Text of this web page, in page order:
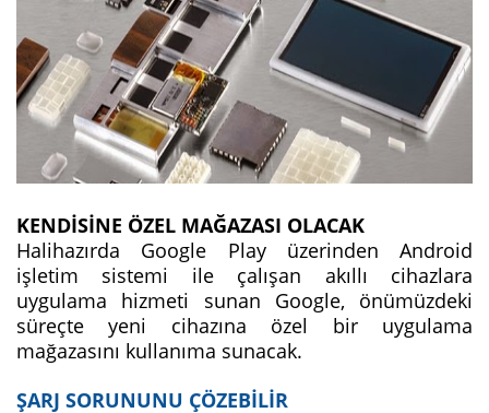
KENDİSİNE ÖZEL MAĞAZASI OLACAK
Halihazırda Google Play üzerinden Android
işletim sistemi ile çalışan akıllı cihazlara
uygulama hizmeti sunan Google, önümüzdeki
süreçte yeni cihazına özel bir uygulama
mağazasını kullanıma sunacak.
ŞARJ SORUNUNU ÇÖZEBİLİR